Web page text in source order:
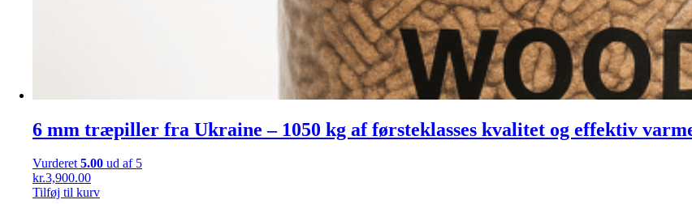
6 mm træpiller fra Ukraine – 1050 kg af førsteklasses kvalitet og effektiv
Vurderet5.00 ud af 5
kr.3,900.00
Tilføj til kurv